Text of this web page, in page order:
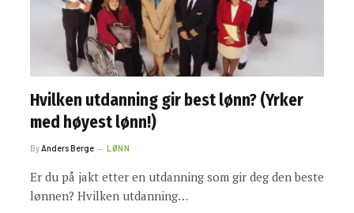
Hvilken utdanning gir best lønn? (Yrker
med høyest lønn!)
ByAnders Berge LØNN
Er du på jakt etter en utdanning som gir deg den beste
lønnen? Hvilken utdanning…